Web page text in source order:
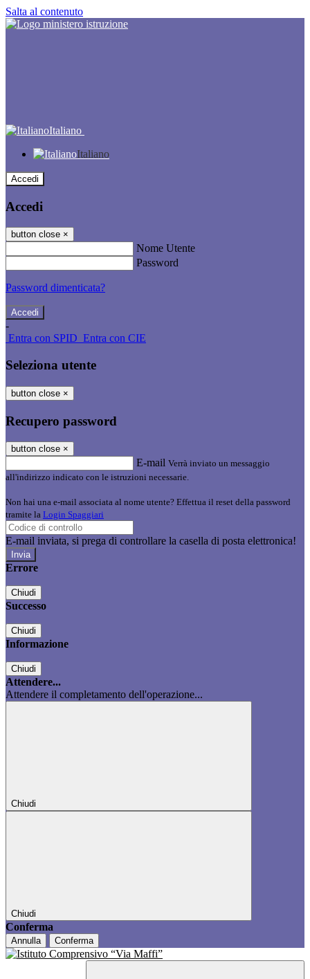
Salta al contenuto
Italiano
Italiano
Accedi
Accedi
button close ×
Nome Utente
Password
Password dimenticata?
-
Entra con SPID Entra con CIE
Seleziona utente
button close ×
Recupero password
button close ×
E-mail Verrà inviato un messaggio
all'indirizzo indicato con le istruzioni necessarie.
Non hai una e-mail associata al nome utente? Effettua il reset della password
tramite la Login Spaggiari
E-mail inviata, si prega di controllare la casella di posta elettronica!
Errore
Chiudi
Successo
Chiudi
Informazione
Chiudi
Attendere...
Attendere il completamento dell'operazione...
Chiudi
Chiudi
Conferma
Annulla Conferma